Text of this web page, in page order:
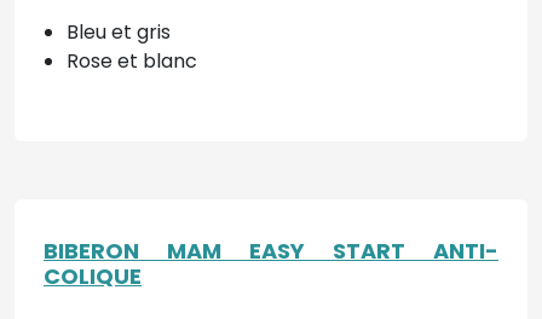
Bleu et gris
Rose et blanc
BIBERON MAM EASY START ANTI-
COLIQUE